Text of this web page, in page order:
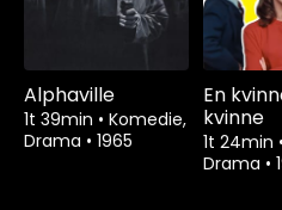
Alphaville
1t 39min • Komedie,
Drama • 1965
En
kvinne
1t 24min •
Drama •